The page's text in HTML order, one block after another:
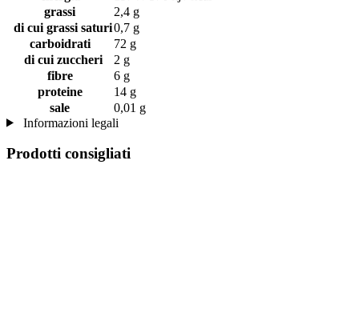
grassi
2,4 g
di cui grassi saturi0,7 g
carboidrati
72 g
di cui zuccheri
2 g
fibre
6 g
proteine
14 g
sale
0,01 g
Informazioni legali
Prodotti consigliati